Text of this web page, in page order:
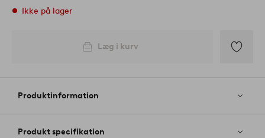
Ikke på lager
Læg i kurv
til
Produktinformation
Produkt specifikation